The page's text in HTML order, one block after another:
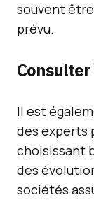
souvent
prévu.
Il est
des experts
choisissant
des
sociétés